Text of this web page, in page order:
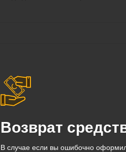
Возврат
В случае если вы ошибочно